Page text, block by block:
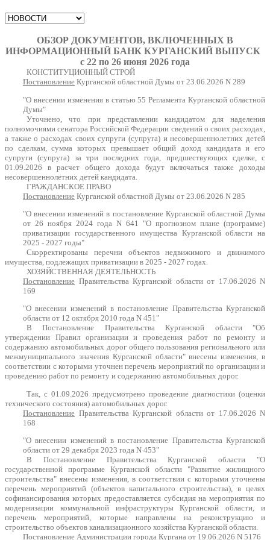
ОБЗОР ДОКУМЕНТОВ, ВКЛЮЧЕННЫХ В
ИНФОРМАЦИОННЫЙ БАНК КУРГАНСКИЙ ВЫПУСК
с 22 по 26 июня 2026 года
КОНСТИТУЦИОННЫЙ СТРОЙ
Постановление Курганской областной Думы от 23.06.2026 N 289
"О внесении изменения в статью 55 Регламента Курганской областной
Думы"
Уточнено, что при представлении кандидатом для наделения
полномочиями сенатора Российской Федерации сведений о своих расходах,
а также о расходах своих супруги (супруга) и несовершеннолетних детей
по сделкам, сумма которых превышает общий доход кандидата и его
супруги (супруга) за три последних года, предшествующих сделке, с
01.09.2026 в расчет общего дохода будут включаться также доходы
несовершеннолетних детей кандидата.
ГРАЖДАНСКОЕ ПРАВО
Постановление Курганской областной Думы от 23.06.2026 N 285
"О внесении изменений в постановление Курганской областной Думы
от 26 ноября 2024 года N 641 "О прогнозном плане (программе)
приватизации государственного имущества Курганской области на
2025 - 2027 годы"
Скорректированы перечни объектов недвижимого и движимого
имущества, подлежащих приватизации в 2025 - 2027 годах.
ХОЗЯЙСТВЕННАЯ ДЕЯТЕЛЬНОСТЬ
Постановление Правительства Курганской области от 17.06.2026 N
169
"О внесении изменений в постановление Правительства Курганской
области от 12 октября 2010 года N 451"
В Постановление Правительства Курганской области "Об
утверждении Правил организации и проведения работ по ремонту и
содержанию автомобильных дорог общего пользования регионального или
межмуниципального значения Курганской области" внесены изменения, в
соответствии с которыми уточнен перечень мероприятий по организации и
проведению работ по ремонту и содержанию автомобильных дорог.
Так, с 01.09.2026 предусмотрено проведение диагностики (оценки
технического состояния) автомобильных дорог.
Постановление Правительства Курганской области от 17.06.2026 N
168
"О внесении изменений в постановление Правительства Курганской
области от 29 декабря 2023 года N 453"
В Постановление Правительства Курганской области "О
государственной программе Курганской области "Развитие жилищного
строительства" внесены изменения, в соответствии с которыми уточнены
перечень мероприятий (объектов капитального строительства), в целях
софинансирования которых предоставляется субсидия на мероприятия по
модернизации коммунальной инфраструктуры Курганской области, и
перечень мероприятий, которые направлены на реконструкцию и
строительство объектов канализационного хозяйства Курганской области.
Постановление Администрации города Кургана от 19.06.2026 N 5176